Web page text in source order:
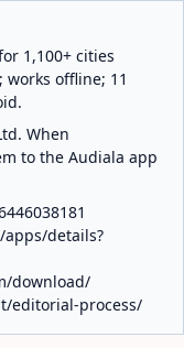
1,100+ cities
offline; 11
When
to the Audiala app
details?
download/
editorial-process/